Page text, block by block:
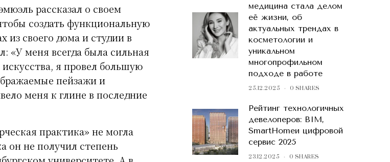
рассказал о своем
создать функциональную
из своего дома и студии в
«У меня всегда была сильная
я провел большую
пейзажи и
меня к глине в последние
практика» не могла
он не получил степень
медицина стала делом
её жизни, об
актуальных трендах в
косметологии и
уникальном
многопрофильном
подходе в работе
25.12.2025 0 SHARES
Рейтинг технологичных
девелоперов: BIM,
SmartHomeи цифровой
сервис 2025
23.12.2025 0 SHARES